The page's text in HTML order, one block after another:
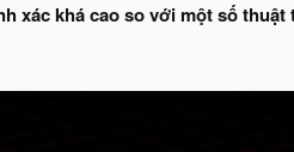
xác khá cao so với một số